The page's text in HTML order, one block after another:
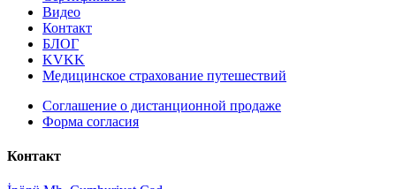
Видео
Контакт
БЛОГ
KVKK
Медицинское страхование путешествий
Соглашение о дистанционной продаже
Форма согласия
Контакт